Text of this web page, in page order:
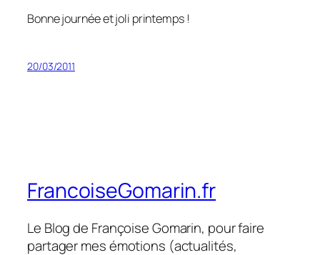
Bonne journée et joli printemps !
20/03/2011
FrancoiseGomarin.fr
Le Blog de Françoise Gomarin, pour faire
partager mes émotions (actualités,